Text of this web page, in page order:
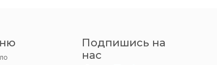
Подпишись на
нас